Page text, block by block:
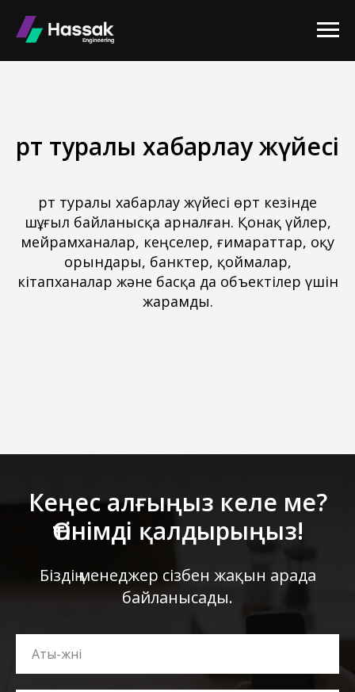
Өрт туралы хабарлау жүйесі
Өрт туралы хабарлау жүйесі өрт кезінде
шұғыл байланысқа арналған. Қонақ үйлер,
мейрамханалар, кеңселер, ғимараттар, оқу
орындары, банктер, қоймалар,
кітапханалар және басқа да объектілер үшін
жарамды.
Кеңес алғыңыз келе ме?
Өтінімді қалдырыңыз!
Біздің менеджер сізбен жақын арада
байланысады.